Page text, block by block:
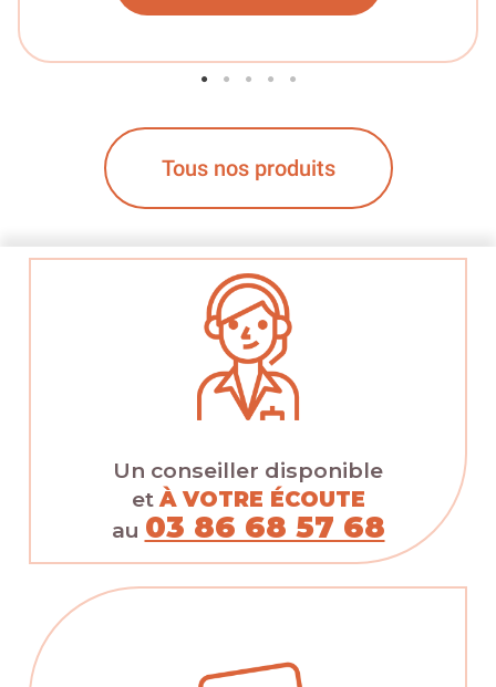
Tous nos produits
Un conseiller disponible
et À VOTRE ÉCOUTE
au 03 86 68 57 68